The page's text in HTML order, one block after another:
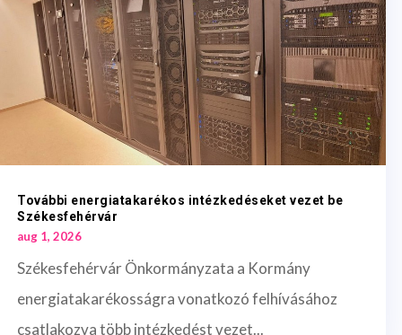
További energiatakarékos intézkedéseket vezet be
Székesfehérvár
aug 1, 2026
Székesfehérvár Önkormányzata a Kormány
energiatakarékosságra vonatkozó felhívásához
csatlakozva több intézkedést vezet...